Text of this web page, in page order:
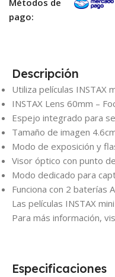
Métodos de
pago:
Descripción
Utiliza películas INSTAX
INSTAX Lens 60mm –
Espejo integrado para
Tamaño de imagen
Modo de exposición y
Visor óptico con punto
Modo dedicado para
Funciona con 2 baterías
Las películas INSTAX
Para más información,
Especificaciones